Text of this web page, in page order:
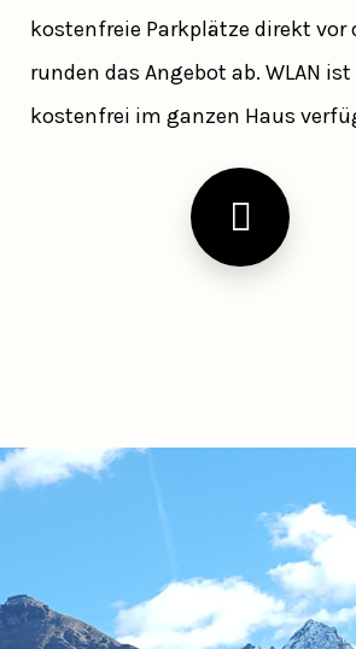
kostenfreie Parkplätze direkt vor
runden das Angebot ab. WLAN ist
kostenfrei im ganzen Haus